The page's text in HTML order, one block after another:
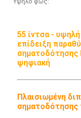
55 ίντσα -
επίδειξη
σηματοδότησης
ψηφιακή
Πλαισιωμένη
σηματοδότησης